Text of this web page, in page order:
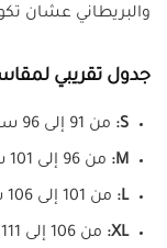
والبريطاني عشان
جدول تقريبي
S: من 91 إلى 96 سم.
M: من 96 إلى 101 سم.
L: من 101 إلى 106 سم.
XL: من 106 إلى 111 سم.